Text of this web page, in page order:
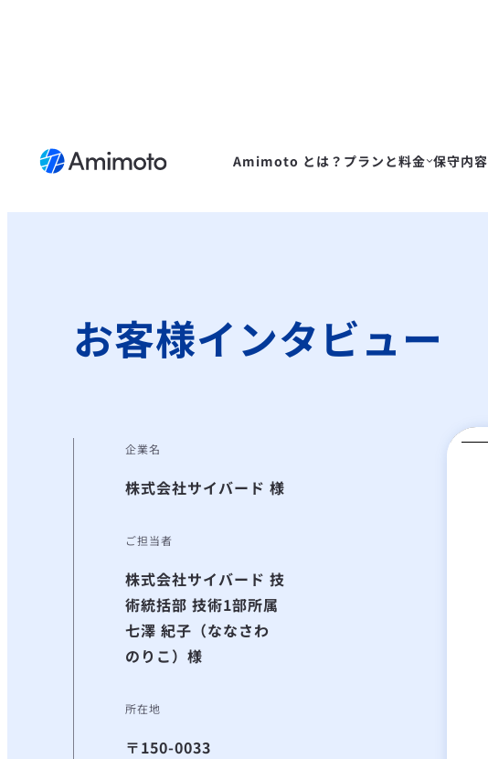
Amimoto とは？ プランと料金 保守内容
お客様インタビュー
企業名
株式会社サイバード 様
ご担当者
株式会社サイバード 技
術統括部 技術1部所属
七澤 紀子（ななさわ
のりこ）様
所在地
〒150-0033